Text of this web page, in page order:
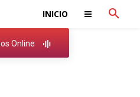
INICIO
Online